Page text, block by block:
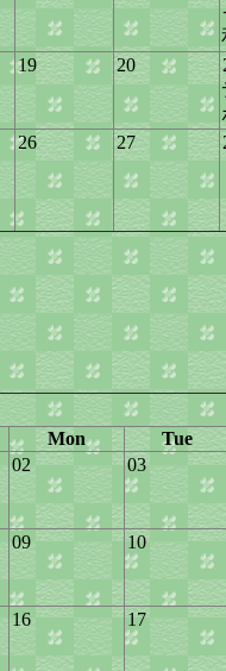
Mon
Tue
02 03
09 10
16 17
19 20
26 27